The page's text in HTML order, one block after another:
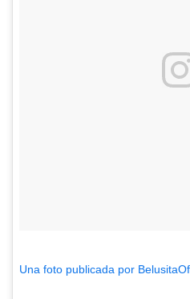
Una foto publicada por